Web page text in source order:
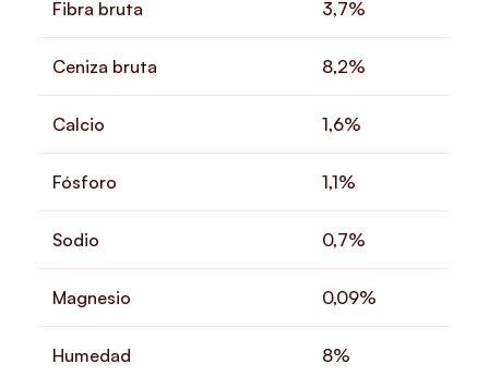
Fibra bruta 3,7%
Ceniza bruta 8,2%
Calcio 1,6%
Fósforo 1,1%
Sodio 0,7%
Magnesio 0,09%
Humedad 8%